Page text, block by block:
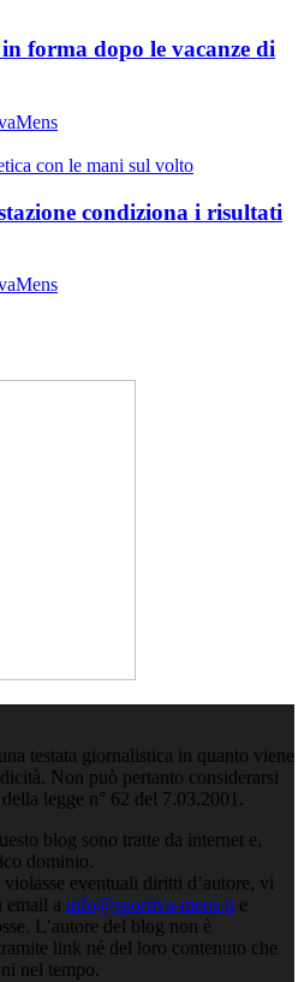
forma dopo le vacanze di
condiziona i risultati
testata giornalistica in quanto viene
Non può pertanto considerarsi
legge n° 62 del 7.03.2001.
blog sono tratte da internet e,
dominio.
eventuali diritti d’autore, vi
email a info@sportiva-mens.it e
L’autore del blog non è
link né del loro contenuto che
nel tempo.